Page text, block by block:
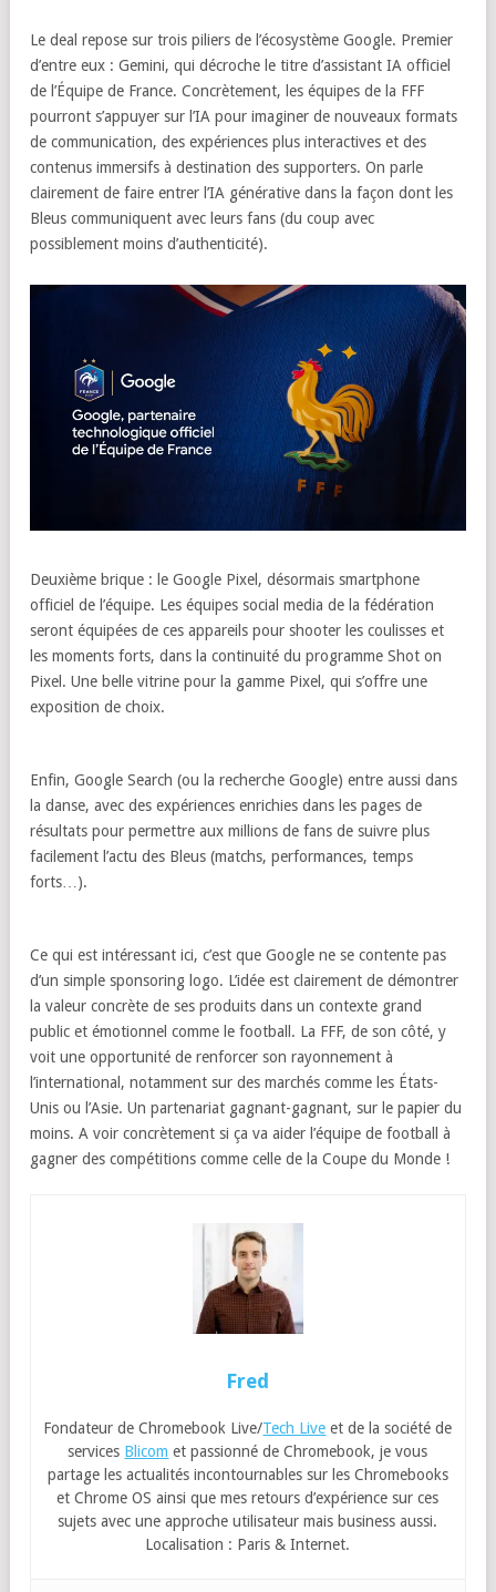
Le deal repose sur trois piliers de l’écosystème Google. Premier
d’entre eux : Gemini, qui décroche le titre d’assistant IA officiel
de l’Équipe de France. Concrètement, les équipes de la FFF
pourront s’appuyer sur l’IA pour imaginer de nouveaux formats
de communication, des expériences plus interactives et des
contenus immersifs à destination des supporters. On parle
clairement de faire entrer l’IA générative dans la façon dont les
Bleus communiquent avec leurs fans (du coup avec
possiblement moins d’authenticité).
Deuxième brique : le Google Pixel, désormais smartphone
officiel de l’équipe. Les équipes social media de la fédération
seront équipées de ces appareils pour shooter les coulisses et
les moments forts, dans la continuité du programme Shot on
Pixel. Une belle vitrine pour la gamme Pixel, qui s’offre une
exposition de choix.
Enfin, Google Search (ou la recherche Google) entre aussi dans
la danse, avec des expériences enrichies dans les pages de
résultats pour permettre aux millions de fans de suivre plus
facilement l’actu des Bleus (matchs, performances, temps
forts…).
Ce qui est intéressant ici, c’est que Google ne se contente pas
d’un simple sponsoring logo. L’idée est clairement de démontrer
la valeur concrète de ses produits dans un contexte grand
public et émotionnel comme le football. La FFF, de son côté, y
voit une opportunité de renforcer son rayonnement à
l’international, notamment sur des marchés comme les États-
Unis ou l’Asie. Un partenariat gagnant-gagnant, sur le papier du
moins. A voir concrètement si ça va aider l’équipe de football à
gagner des compétitions comme celle de la Coupe du Monde !
Fred
Fondateur de Chromebook Live/Tech Live et de la société de
services Blicom et passionné de Chromebook, je vous
partage les actualités incontournables sur les Chromebooks
et Chrome OS ainsi que mes retours d’expérience sur ces
sujets avec une approche utilisateur mais business aussi.
Localisation : Paris & Internet.